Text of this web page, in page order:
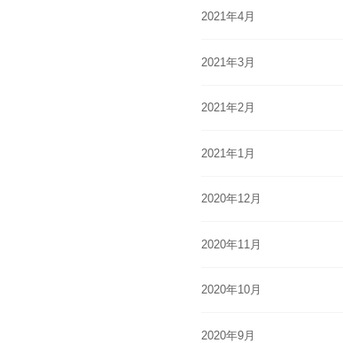
2021年4月
2021年3月
2021年2月
2021年1月
2020年12月
2020年11月
2020年10月
2020年9月